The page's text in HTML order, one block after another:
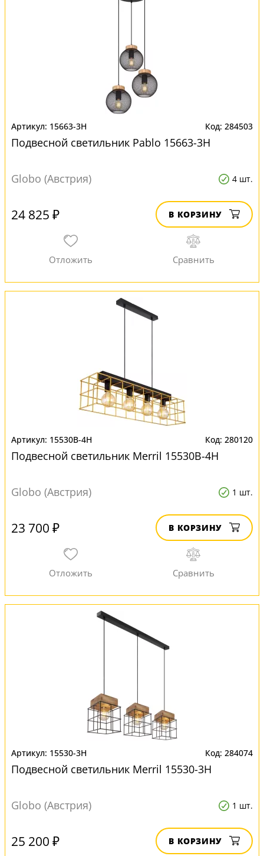
15663-3H 284503
Подвесной светильник Pablo 15663-3H
Globo (Австрия) 4 шт.
24 825 ₽ В КОРЗИНУ
15530B-4H 280120
Подвесной светильник Merril 15530B-4H
Globo (Австрия) 1 шт.
23 700 ₽ В КОРЗИНУ
15530-3H 284074
Подвесной светильник Merril 15530-3H
Globo (Австрия) 1 шт.
25 200 ₽ В КОРЗИНУ